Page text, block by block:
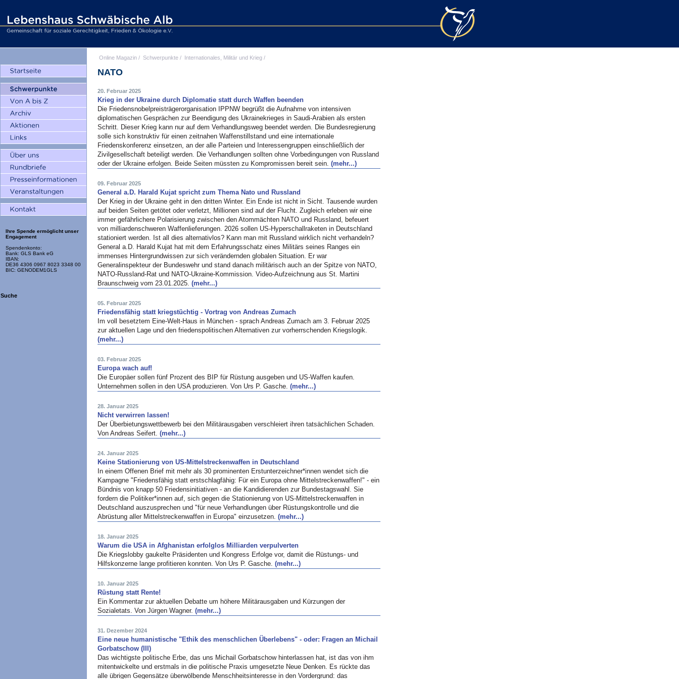
Ihre Spende ermöglicht unser
Engagement
Spendenkonto:
Bank: GLS Bank eG
IBAN:
DE36 4306 0967 8023 3348 00
BIC: GENODEM1GLS
Suche
Online Magazin / Schwerpunkte / Internationales, Militär und Krieg /
NATO
20. Februar 2025
Krieg in der Ukraine durch Diplomatie statt durch Waffen beenden
Die Friedensnobelpreisträgerorganisation IPPNW begrüßt die Aufnahme von intensiven
diplomatischen Gesprächen zur Beendigung des Ukrainekrieges in Saudi-Arabien als ersten
Schritt. Dieser Krieg kann nur auf dem Verhandlungsweg beendet werden. Die Bundesregierung
solle sich konstruktiv für einen zeitnahen Waffenstillstand und eine internationale
Friedenskonferenz einsetzen, an der alle Parteien und Interessengruppen einschließlich der
Zivilgesellschaft beteiligt werden. Die Verhandlungen sollten ohne Vorbedingungen von Russland
oder der Ukraine erfolgen. Beide Seiten müssten zu Kompromissen bereit sein. (mehr...)
09. Februar 2025
General a.D. Harald Kujat spricht zum Thema Nato und Russland
Der Krieg in der Ukraine geht in den dritten Winter. Ein Ende ist nicht in Sicht. Tausende wurden
auf beiden Seiten getötet oder verletzt, Millionen sind auf der Flucht. Zugleich erleben wir eine
immer gefährlichere Polarisierung zwischen den Atommächten NATO und Russland, befeuert
von milliardenschweren Waffenlieferungen. 2026 sollen US-Hyperschallraketen in Deutschland
stationiert werden. Ist all dies alternativlos? Kann man mit Russland wirklich nicht verhandeln?
General a.D. Harald Kujat hat mit dem Erfahrungsschatz eines Militärs seines Ranges ein
immenses Hintergrundwissen zur sich verändernden globalen Situation. Er war
Generalinspekteur der Bundeswehr und stand danach militärisch auch an der Spitze von NATO,
NATO-Russland-Rat und NATO-Ukraine-Kommission. Video-Aufzeichnung aus St. Martini
Braunschweig vom 23.01.2025. (mehr...)
05. Februar 2025
Friedensfähig statt kriegstüchtig - Vortrag von Andreas Zumach
Im voll besetztem Eine-Welt-Haus in München - sprach Andreas Zumach am 3. Februar 2025
zur aktuellen Lage und den friedenspolitischen Alternativen zur vorherrschenden Kriegslogik.
(mehr...)
03. Februar 2025
Europa wach auf!
Die Europäer sollen fünf Prozent des BIP für Rüstung ausgeben und US-Waffen kaufen.
Unternehmen sollen in den USA produzieren. Von Urs P. Gasche. (mehr...)
28. Januar 2025
Nicht verwirren lassen!
Der Überbietungswettbewerb bei den Militärausgaben verschleiert ihren tatsächlichen Schaden.
Von Andreas Seifert. (mehr...)
24. Januar 2025
Keine Stationierung von US-Mittelstreckenwaffen in Deutschland
In einem Offenen Brief mit mehr als 30 prominenten Erstunterzeichner*innen wendet sich die
Kampagne "Friedensfähig statt erstschlagfähig: Für ein Europa ohne Mittelstreckenwaffen!" - ein
Bündnis von knapp 50 Friedensinitiativen - an die Kandidierenden zur Bundestagswahl. Sie
fordern die Politiker*innen auf, sich gegen die Stationierung von US-Mittelstreckenwaffen in
Deutschland auszusprechen und "für neue Verhandlungen über Rüstungskontrolle und die
Abrüstung aller Mittelstreckenwaffen in Europa" einzusetzen. (mehr...)
18. Januar 2025
Warum die USA in Afghanistan erfolglos Milliarden verpulverten
Die Kriegslobby gaukelte Präsidenten und Kongress Erfolge vor, damit die Rüstungs- und
Hilfskonzerne lange profitieren konnten. Von Urs P. Gasche. (mehr...)
10. Januar 2025
Rüstung statt Rente!
Ein Kommentar zur aktuellen Debatte um höhere Militärausgaben und Kürzungen der
Sozialetats. Von Jürgen Wagner. (mehr...)
31. Dezember 2024
Eine neue humanistische "Ethik des menschlichen Überlebens" - oder: Fragen an Michail
Gorbatschow (III)
Das wichtigste politische Erbe, das uns Michail Gorbatschow hinterlassen hat, ist das von ihm
mitentwickelte und erstmals in die politische Praxis umgesetzte Neue Denken. Es rückte das
alle übrigen Gegensätze überwölbende Menschheitsinteresse in den Vordergrund: das